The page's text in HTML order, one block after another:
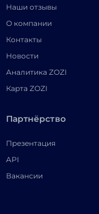
Наши отзывы
О компании
Контакты
Новости
Аналитика ZOZI
Карта ZOZI
Партнёрство
Презентация
API
Вакансии